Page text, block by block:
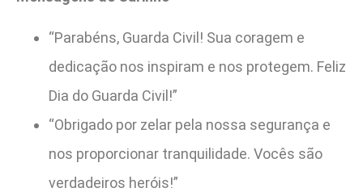
“Parabéns, Guarda Civil! Sua coragem e
dedicação nos inspiram e nos protegem. Feliz
Dia do Guarda Civil!”
“Obrigado por zelar pela nossa segurança e
nos proporcionar tranquilidade. Vocês são
verdadeiros heróis!”